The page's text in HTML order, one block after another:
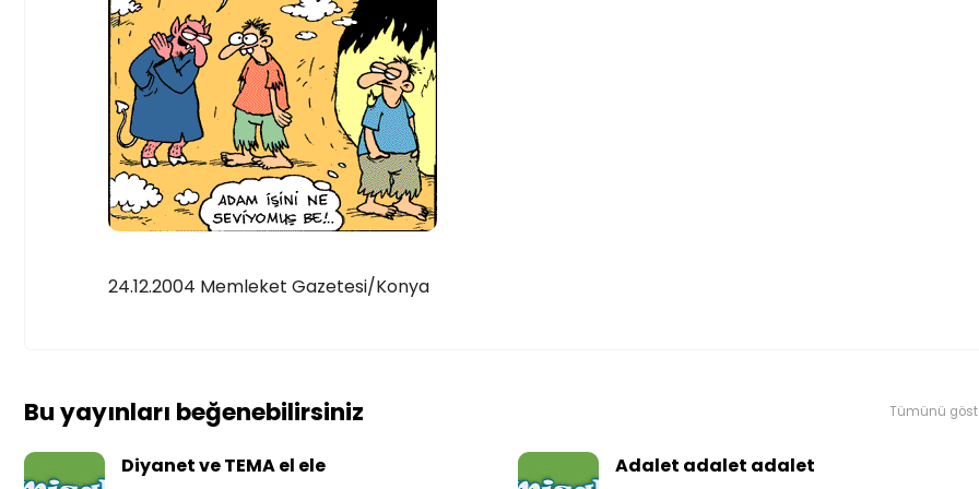
24.12.2004 Memleket Gazetesi/Konya
Bu yayınları beğenebilirsiniz Tümünü
Diyanet ve TEMA el ele Adalet adalet adalet